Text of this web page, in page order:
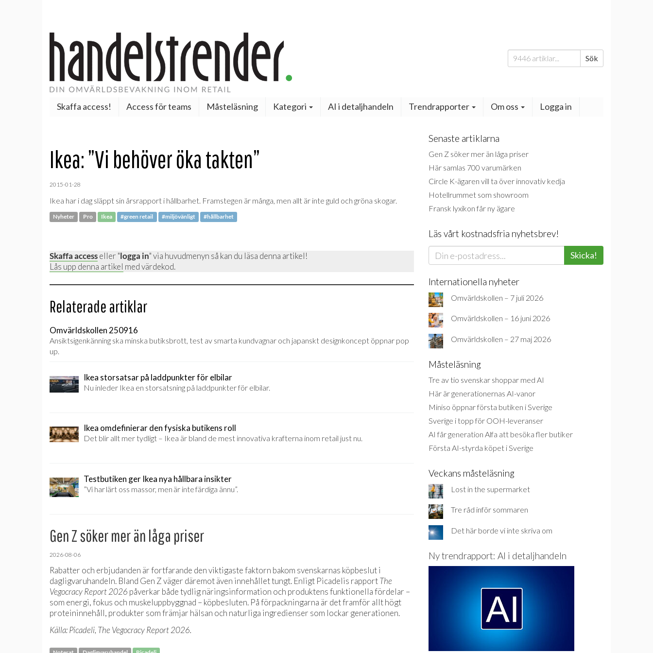
Sök
efter:
Sök
Skaffa access! Access för teams Måsteläsning Kategori AI i detaljhandeln Trendrapporter Om oss Logga in
Ikea: ”Vi behöver öka takten”
2015-01-28
Ikea har i dag släppt sin årsrapport i hållbarhet. Framstegen är många, men allt är inte guld och gröna skogar.
Nyheter Pro Ikea #green retail #miljövänligt #hållbarhet
Skaffa accesseller "logga in" via huvudmenyn så kan du läsa denna artikel!
Lås upp denna artikel med värdekod.
Relaterade artiklar
Omvärldskollen 250916
Ansiktsigenkänning ska minska butiksbrott, test av smarta kundvagnar och japanskt designkoncept öppnar pop
up.
Ikea storsatsar på laddpunkter för elbilar
Nu inleder Ikea en storsatsning på laddpunkter för elbilar.
Ikea omdefinierar den fysiska butikens roll
Det blir allt mer tydligt – Ikea är bland de mest innovativa krafterna inom retail just nu.
Testbutiken ger Ikea nya hållbara insikter
”Vi har lärt oss massor, men är inte färdiga ännu”.
Gen Z söker mer än låga priser
2026-08-06
Rabatter och erbjudanden är fortfarande den viktigaste faktorn bakom svenskarnas köpbeslut i
dagligvaruhandeln. Bland Gen Z väger däremot även innehållet tungt. Enligt Picadelis rapportThe
Vegocracy Report 2026 påverkar både tydlig näringsinformation och produktens funktionella fördelar –
som energi, fokus och muskeluppbyggnad – köpbesluten. På förpackningarna är det framför allt högt
proteininnehåll, produkter som främjar hälsan och naturliga ingredienser som lockar generationen.
Källa: Picadeli, The Vegocracy Report 2026.
Senaste artiklarna
Gen Z söker mer än låga priser
Här samlas 700 varumärken
Circle K-ägaren vill ta över innovativ kedja
Hotellrummet som showroom
Fransk lyxikon får ny ägare
Läs vårt kostnadsfria nyhetsbrev!
Skicka!
Internationella nyheter
Omvärldskollen – 7 juli 2026
Omvärldskollen – 16 juni 2026
Omvärldskollen – 27 maj 2026
Måsteläsning
Tre av tio svenskar shoppar med AI
Här är generationernas AI-vanor
Miniso öppnar första butiken i Sverige
Sverige i topp för OOH-leveranser
AI får generation Alfa att besöka fler butiker
Första AI-styrda köpet i Sverige
Veckans måsteläsning
Lost in the supermarket
Tre råd inför sommaren
Det här borde vi inte skriva om
Ny trendrapport: AI i detaljhandeln